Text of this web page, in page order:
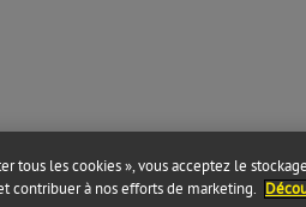
tous les cookies », vous acceptez le
contribuer à nos efforts de marketing.